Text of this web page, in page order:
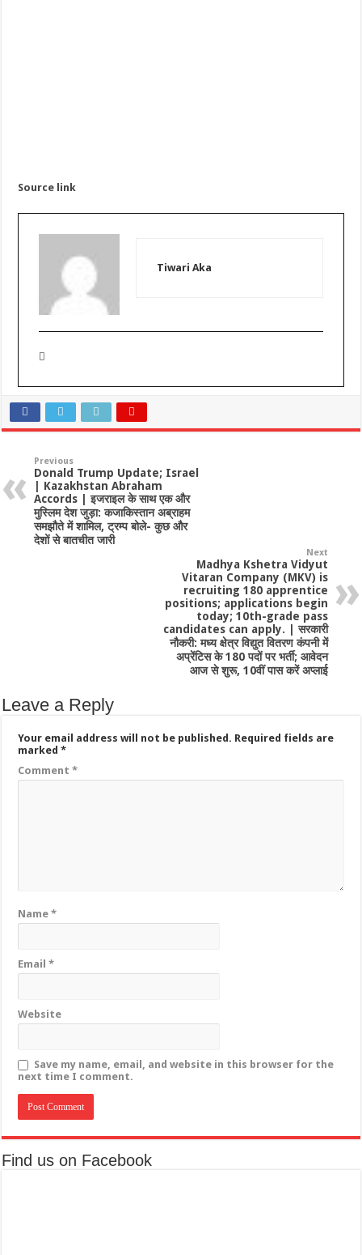
Source link
Tiwari Aka
Previous
Donald Trump Update; Israel
| Kazakhstan Abraham
Accords | इजराइल के साथ एक और
मुस्लिम देश जुड़ा: कजाकिस्तान अब्राहम
समझौते में शामिल, ट्रम्प बोले- कुछ और
देशों से बातचीत जारी
Next
Madhya Kshetra Vidyut
Vitaran Company (MKV) is
recruiting 180 apprentice
positions; applications begin
today; 10th-grade pass
candidates can apply. | सरकारी
नौकरी: मध्य क्षेत्र विद्युत वितरण कंपनी में
अप्रेंटिस के 180 पदों पर भर्ती; आवेदन
आज से शुरू, 10वीं पास करें अप्लाई
Leave a Reply
Your email address will not be published. Required fields are
marked*
Comment*
Name*
Email*
Website
Save my name, email, and website in this browser for the
next time I comment.
Find us on Facebook